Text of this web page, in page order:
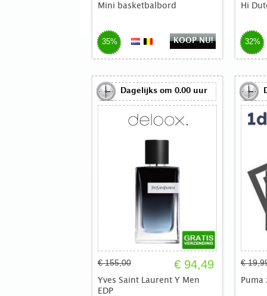
Mini basketbalbord
35% KOOP NU!
Hi
32%
Dagelijks om 0.00 uur
€ 155,00 € 94,49
Yves Saint Laurent Y Men
EDP
€
Puma